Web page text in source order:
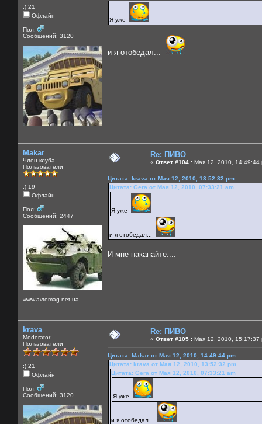
:) 21
Офлайн
Пол:
Сообщений: 3120
Я уже
и я отобедал...
Makar
Член клуба
Пользователи
:) 19
Офлайн
Пол:
Сообщений: 2447
www.avtomag.net.ua
Re: ПИВО
« Ответ #104 : Мая 12, 2010, 14:49:44
Цитата: krava от Мая 12, 2010, 13:52:32 pm
Цитата: Gera от Мая 12, 2010, 07:33:21 am
Я уже
и я отобедал...
И мне накапайте....
krava
Moderator
Пользователи
:) 21
Офлайн
Пол:
Сообщений: 3120
Re: ПИВО
« Ответ #105 : Мая 12, 2010, 15:17:37
Цитата: Makar от Мая 12, 2010, 14:49:44 pm
Цитата: krava от Мая 12, 2010, 13:52:32 pm
Цитата: Gera от Мая 12, 2010, 07:33:21 am
Я уже
и я отобедал...